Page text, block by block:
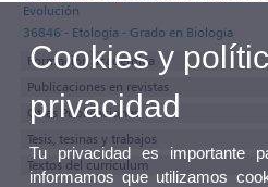
Evolución
36846 - Etología - Grado en Biología
Formación académica
Publicaciones en revistas
Otras Publicaciones
Tesis, tesinas y trabajos
Textos del currículum
Cookies y
privacidad
Tu privacidad es importante
informamos que utilizamos